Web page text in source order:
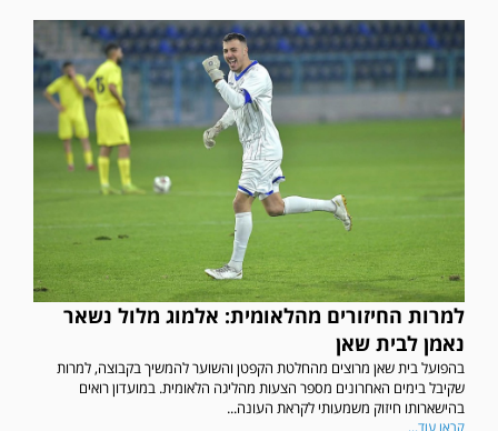
למרות החיזורים מהלאומית: אלמוג מלול נשאר
נאמן לבית שאן
בהפועל בית שאן מרוצים מהחלטת הקפטן והשוער להמשיך בקבוצה, למרות
שקיבל בימים האחרונים מספר הצעות מהליגה הלאומית. במועדון רואים
בהישארותו חיזוק משמעותי לקראת העונה...
קראו עוד...